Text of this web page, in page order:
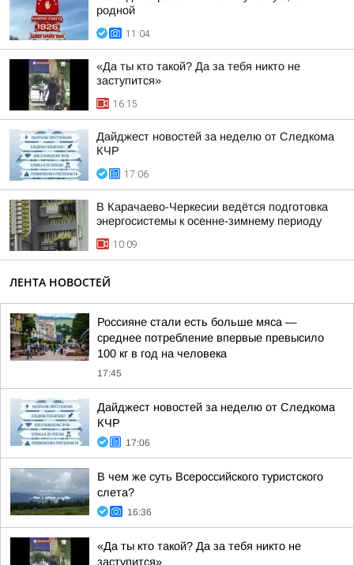
родной
11:04
«Да ты кто такой? Да за тебя никто не
заступится»
16:15
Дайджест новостей за неделю от Следкома
КЧР
17:06
В Карачаево-Черкесии ведётся подготовка
энергосистемы к осенне-зимнему периоду
10:09
ЛЕНТА НОВОСТЕЙ
Россияне стали есть больше мяса —
среднее потребление впервые превысило
100 кг в год на человека
17:45
Дайджест новостей за неделю от Следкома
КЧР
17:06
В чем же суть Всероссийского туристского
слета?
16:36
«Да ты кто такой? Да за тебя никто не
заступится»